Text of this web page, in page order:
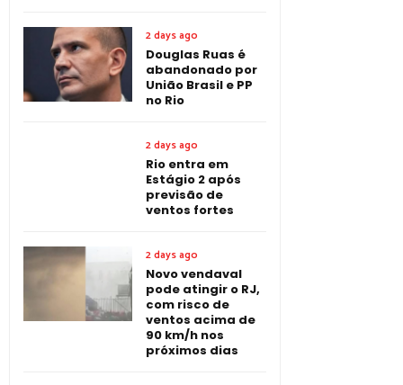
2 days ago
Douglas Ruas é
abandonado por
União Brasil e PP
no Rio
2 days ago
Rio entra em
Estágio 2 após
previsão de
ventos fortes
2 days ago
Novo vendaval
pode atingir o RJ,
com risco de
ventos acima de
90 km/h nos
próximos dias